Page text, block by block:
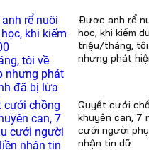
Được anh rể
học, khi kiếm
triệu/tháng, tôi
nhưng phát
Quyết cưới
khuyên can, 7
cưới người
nhận tin dữ